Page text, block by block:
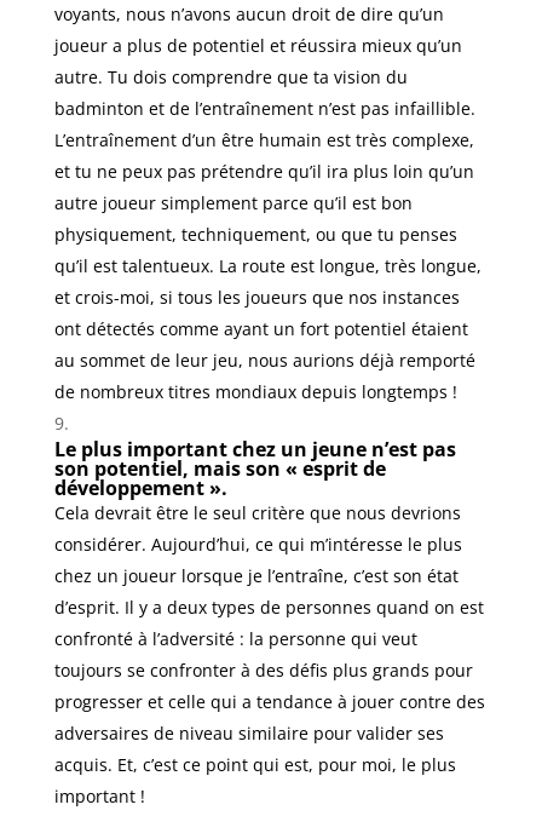
voyants, nous n’avons aucun droit de dire qu’un
joueur a plus de potentiel et réussira mieux qu’un
autre. Tu dois comprendre que ta vision du
badminton et de l’entraînement n’est pas infaillible.
L’entraînement d’un être humain est très complexe,
et tu ne peux pas prétendre qu’il ira plus loin qu’un
autre joueur simplement parce qu’il est bon
physiquement, techniquement, ou que tu penses
qu’il est talentueux. La route est longue, très longue,
et crois-moi, si tous les joueurs que nos instances
ont détectés comme ayant un fort potentiel étaient
au sommet de leur jeu, nous aurions déjà remporté
de nombreux titres mondiaux depuis longtemps !
Le plus important chez un jeune n’est pas
son potentiel, mais son « esprit de
développement ».
Cela devrait être le seul critère que nous devrions
considérer. Aujourd’hui, ce qui m’intéresse le plus
chez un joueur lorsque je l’entraîne, c’est son état
d’esprit. Il y a deux types de personnes quand on est
confronté à l’adversité : la personne qui veut
toujours se confronter à des défis plus grands pour
progresser et celle qui a tendance à jouer contre des
adversaires de niveau similaire pour valider ses
acquis. Et, c’est ce point qui est, pour moi, le plus
important !